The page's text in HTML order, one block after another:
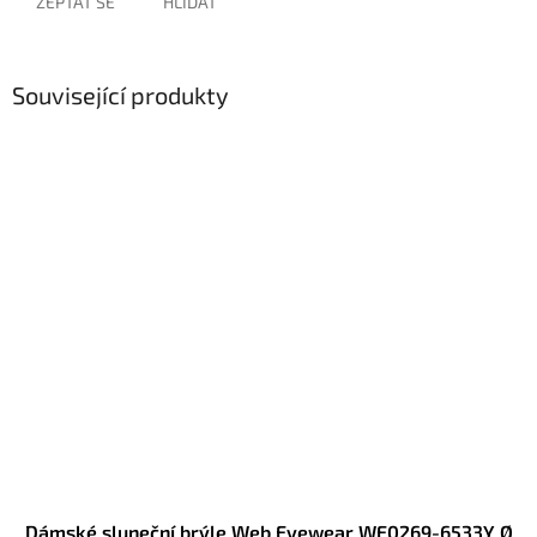
Související produkty
Dámské sluneční brýle Web Eyewear WE0269-6533Y Ø